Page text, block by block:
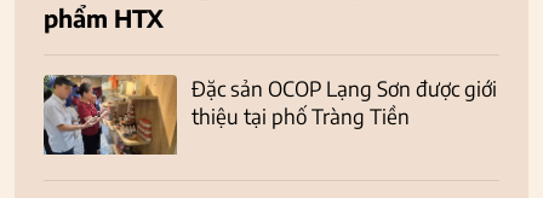
phẩm HTX
Đặc sản OCOP Lạng Sơn được giới
thiệu tại phố Tràng Tiền